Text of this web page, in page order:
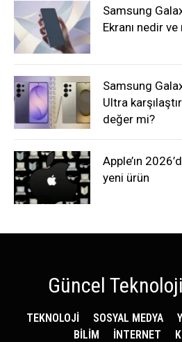
Samsung
Ekranı nedir ve
Samsung
Ultra
değer mi?
Apple’ın
yeni ürün
Güncel
TEKNOLOJİ SOSYAL MEDYA
BİLİM
İNTERNET